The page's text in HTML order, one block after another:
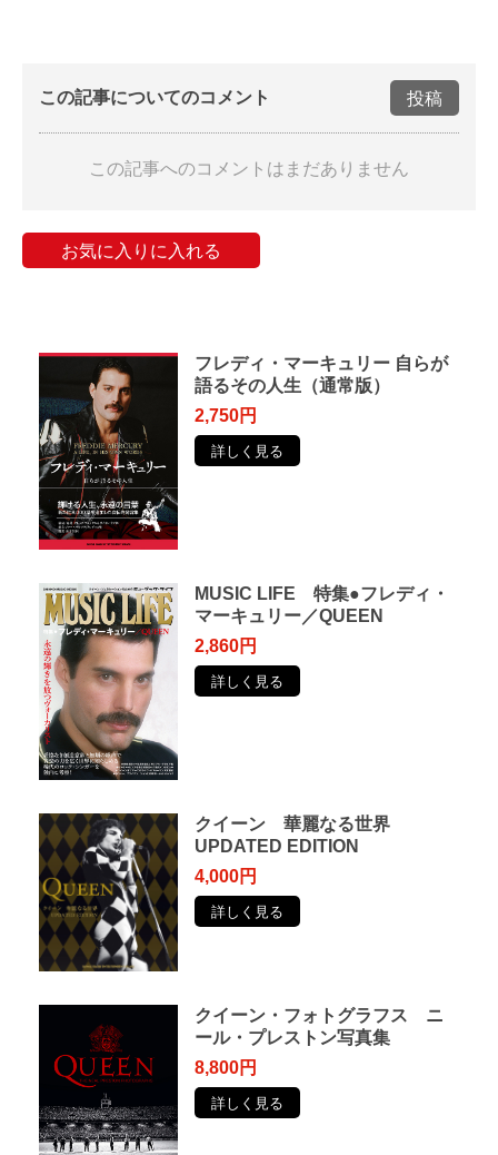
この記事についてのコメント 投稿
この記事へのコメントはまだありません
お気に入りに入れる
フレディ・マーキュリー ⾃らが
語るその⼈⽣（通常版）
2,750円
詳しく見る
MUSIC LIFE 特集●フレディ・
マーキュリー／QUEEN
2,860円
詳しく見る
クイーン 華麗なる世界
UPDATED EDITION
4,000円
詳しく見る
クイーン・フォトグラフス ニ
ール・プレストン写真集
8,800円
詳しく見る